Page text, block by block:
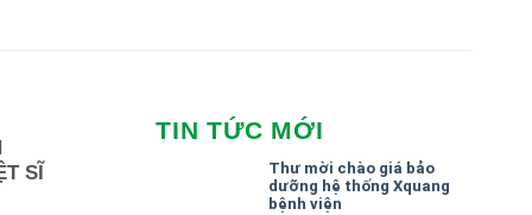
SĨ
TIN TỨC MỚI
Thư mời chào giá bảo
dưỡng hệ thống Xquang
bệnh viện